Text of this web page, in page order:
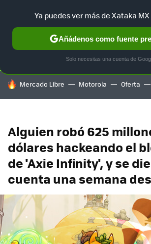
SELECCIÓN GAMING HOME AUTO
HOY SE HABLA DE
Mercado Libre Motorola Oferta
Alguien robó 625
dólares hackeando el
de 'Axie Infinity', y se
cuenta una semana
Ya puedes ver más de Xataka
Añádenos como fuente
Solo necesitas una cuenta de